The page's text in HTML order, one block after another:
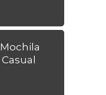
Mochila
Casual